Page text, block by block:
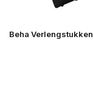
Beha Verlengstukken